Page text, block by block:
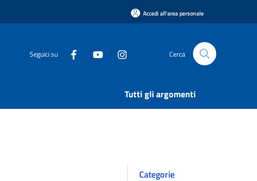
Accedi all'area personale
Seguici su Cerca
Tutti gli argomenti
Categorie